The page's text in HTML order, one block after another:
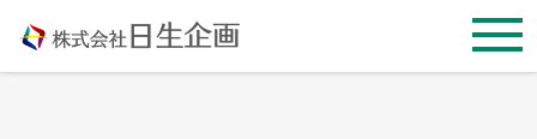
content